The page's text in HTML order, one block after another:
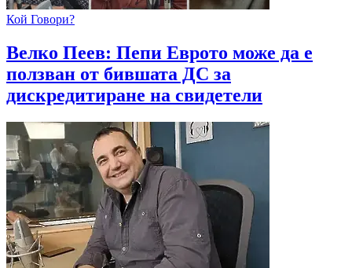
Кой Говори?
Велко Пеев: Пепи Еврото може да е
ползван от бившата ДС за
дискредитиране на свидетели